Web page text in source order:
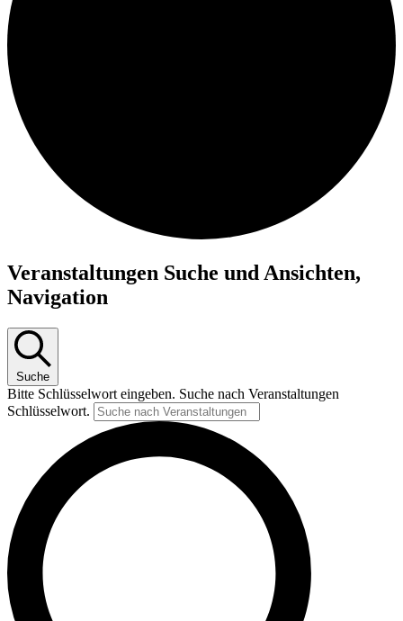
Veranstaltungen Suche und Ansichten,
Navigation
Suche
Bitte Schlüsselwort eingeben. Suche nach Veranstaltungen
Schlüsselwort.